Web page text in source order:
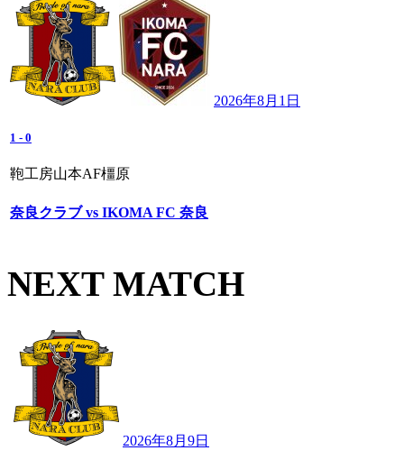
2026年8月1日
1 - 0
鞄工房山本AF橿原
奈良クラブ vs IKOMA FC 奈良
NEXT MATCH
2026年8月9日